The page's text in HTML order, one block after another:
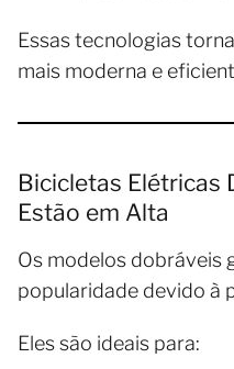
Essas tecnologias
mais moderna e
Bicicletas Elétricas
Estão em Alta
Os modelos dobráveis
popularidade devido à
Eles são ideais para: